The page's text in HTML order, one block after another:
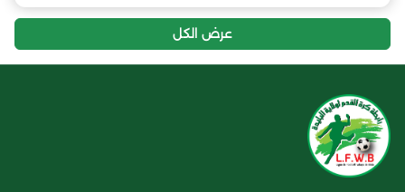
عرض الكل